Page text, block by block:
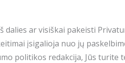
dalies ar visiškai pakeisti
įsigalioja nuo jų
politikos redakcija, Jūs